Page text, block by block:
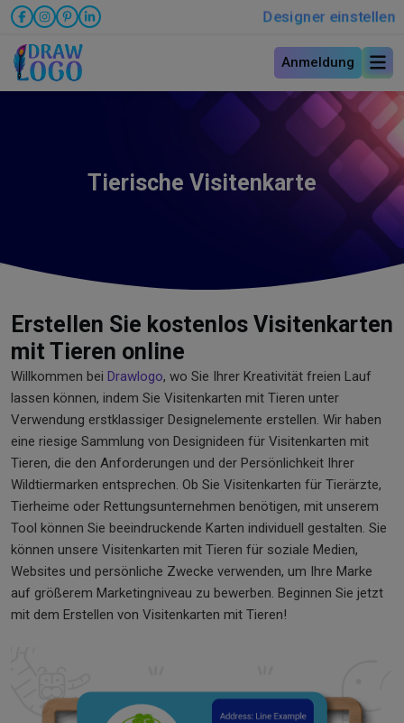
Designer einstellen
Anmeldung
Tierische Visitenkarte
Erstellen Sie kostenlos Visitenkarten
mit Tieren online
Willkommen bei Drawlogo, wo Sie Ihrer Kreativität freien Lauf
lassen können, indem Sie Visitenkarten mit Tieren unter
Verwendung erstklassiger Designelemente erstellen. Wir haben
eine riesige Sammlung von Designideen für Visitenkarten mit
Tieren, die den Anforderungen und der Persönlichkeit Ihrer
Wildtiermarken entsprechen. Ob Sie Visitenkarten für Tierärzte,
Tierheime oder Rettungsunternehmen benötigen, mit unserem
Tool können Sie beeindruckende Karten individuell gestalten. Sie
können unsere Visitenkarten mit Tieren für soziale Medien,
Websites und persönliche Zwecke verwenden, um Ihre Marke
auf größerem Marketingniveau zu bewerben. Beginnen Sie jetzt
mit dem Erstellen von Visitenkarten mit Tieren!